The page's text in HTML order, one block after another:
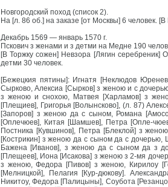
Новгородский поход (список 2).
На [л. 86 об.] на заказе [от Москвы] 6 человек.
Декабрь 1569 — январь 1570 г.
Пскович з женами и з детми на Медне 190
[В Торжку сожен] Невзора [Лягин серебреник]
детми 30 человек.
[Бежецкия пятины]: Игнатя [Неклюдов
Сырково, Алексиа [Сырков] з женою и с
з женою и снохою, Матвея [Харламов] з
[Плещиев], Григорья [Волынсково], (л. 87)
[Запоров] з женою да с сыном, Романа
[Оплечюев], Китая [Шамшев], Петра [Опле-
Постника [Кувшинов], Петра [Блеклой] з
[Кострикин] з женою да с сыном да с
Бажена [Иванов], з женою да с сыном да з
[Плещеев], Иона [Исакова] з женою з 2-мя
з женою, Федора [Пивов] з женою, Кирилоу
[Мелницкой], Пелагия [Кур-дюкову].
Никитоу, Федора [Палицыны], Соубота